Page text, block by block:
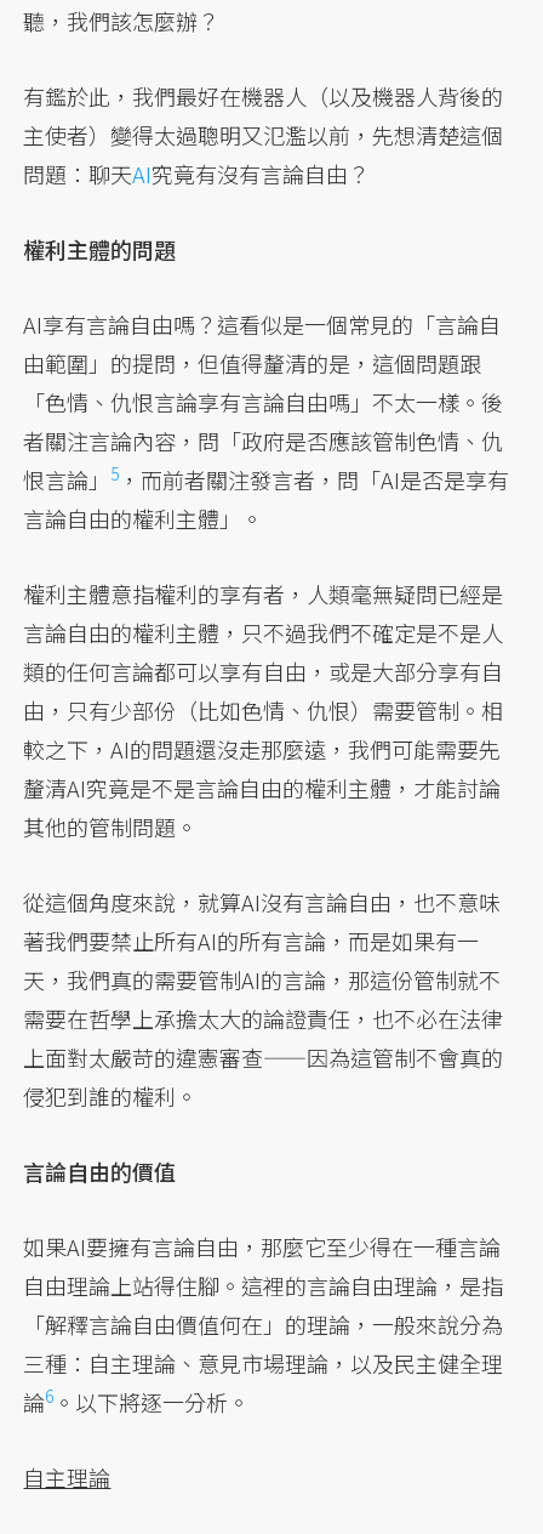
聽，我們該怎麼辦？
有鑑於此，我們最好在機器人（以及機器人背後的
主使者）變得太過聰明又氾濫以前，先想清楚這個
問題：聊天AI究竟有沒有言論自由？
權利主體的問題
AI享有言論自由嗎？這看似是一個常見的「言論自
由範圍」的提問，但值得釐清的是，這個問題跟
「色情、仇恨言論享有言論自由嗎」不太一樣。後
者關注言論內容，問「政府是否應該管制色情、仇
恨言論」
5 ，而前者關注發言者，問「AI是否是享有
言論自由的權利主體」。
權利主體意指權利的享有者，人類毫無疑問已經是
言論自由的權利主體，只不過我們不確定是不是人
類的任何言論都可以享有自由，或是大部分享有自
由，只有少部份（比如色情、仇恨）需要管制。相
較之下，AI的問題還沒走那麼遠，我們可能需要先
釐清AI究竟是不是言論自由的權利主體，才能討論
其他的管制問題。
從這個角度來說，就算AI沒有言論自由，也不意味
著我們要禁止所有AI的所有言論，而是如果有一
天，我們真的需要管制AI的言論，那這份管制就不
需要在哲學上承擔太大的論證責任，也不必在法律
上面對太嚴苛的違憲審查——因為這管制不會真的
侵犯到誰的權利。
言論自由的價值
如果AI要擁有言論自由，那麼它至少得在一種言論
自由理論上站得住腳。這裡的言論自由理論，是指
「解釋言論自由價值何在」的理論，一般來說分為
三種：自主理論、意見市場理論，以及民主健全理
論6 。以下將逐一分析。
自主理論